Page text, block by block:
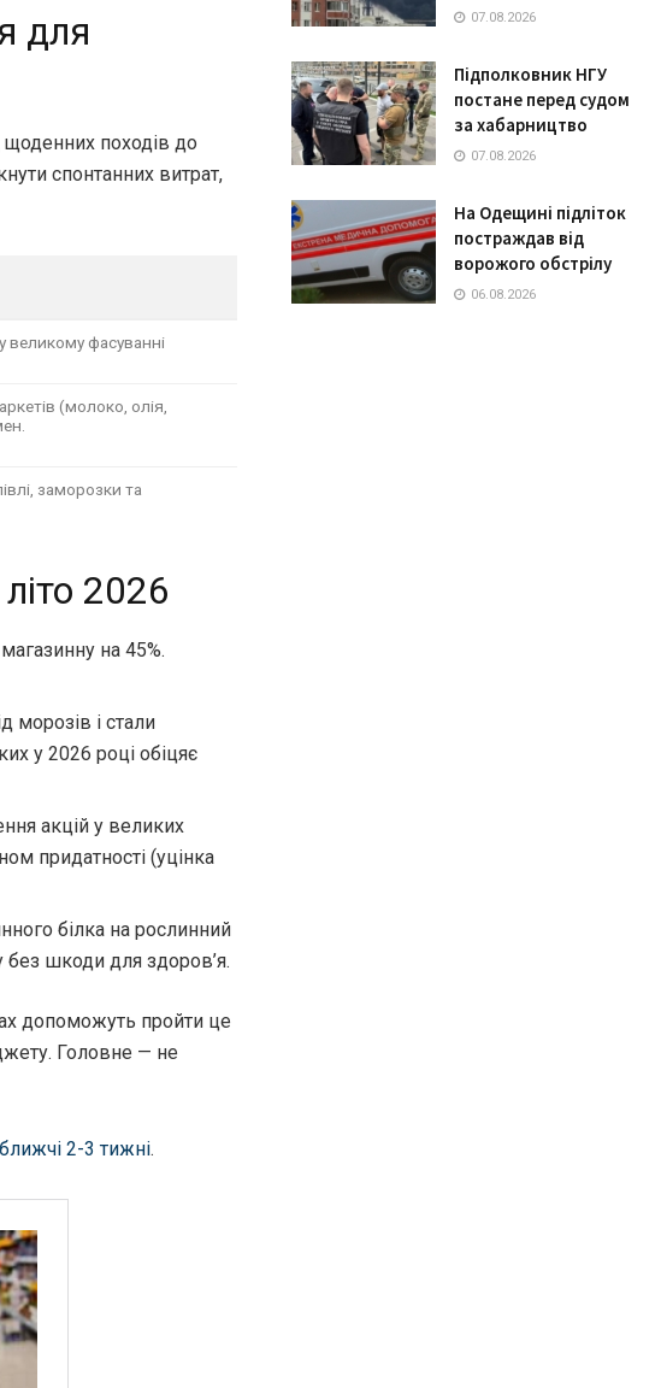
для
щоденних походів до
спонтанних витрат,
великому фасуванні
(молоко, олія,
заморозки та
2026
на 45%.
морозів і стали
у 2026 році обіцяє
акцій у великих
придатності (уцінка
білка на рослинний
шкоди для здоров’я.
допоможуть пройти це
Головне — не
2-3 тижні.
07.08.2026
Підполковник НГУ
постане перед судом
за хабарництво
07.08.2026
На Одещині підліток
постраждав від
ворожого обстрілу
06.08.2026